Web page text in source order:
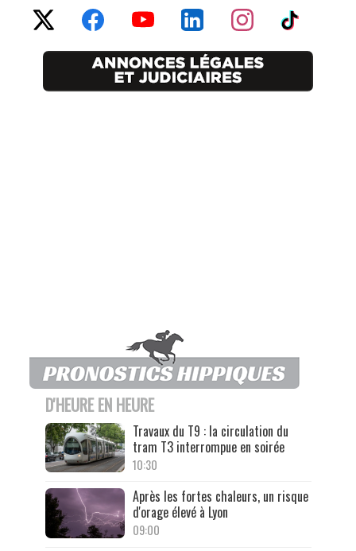
D'HEURE EN HEURE
Travaux du T9 : la circulation du
tram T3 interrompue en soirée
10:30
Après les fortes chaleurs, un risque
d'orage élevé à Lyon
09:00